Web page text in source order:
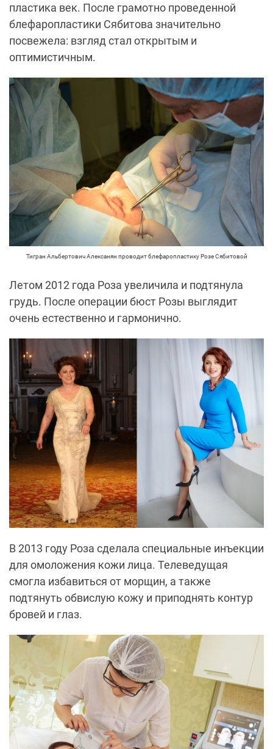
пластика век. После грамотно проведенной
блефаропластики Сябитова значительно
посвежела: взгляд стал открытым и
оптимистичным.
Тигран Альбертович Алексанян проводит блефаропластику Розе Сябитовой
Летом 2012 года Роза увеличила и подтянула
грудь. После операции бюст Розы выглядит
очень естественно и гармонично.
В 2013 году Роза сделала специальные инъекции
для омоложения кожи лица. Телеведущая
смогла избавиться от морщин, а также
подтянуть обвислую кожу и приподнять контур
бровей и глаз.